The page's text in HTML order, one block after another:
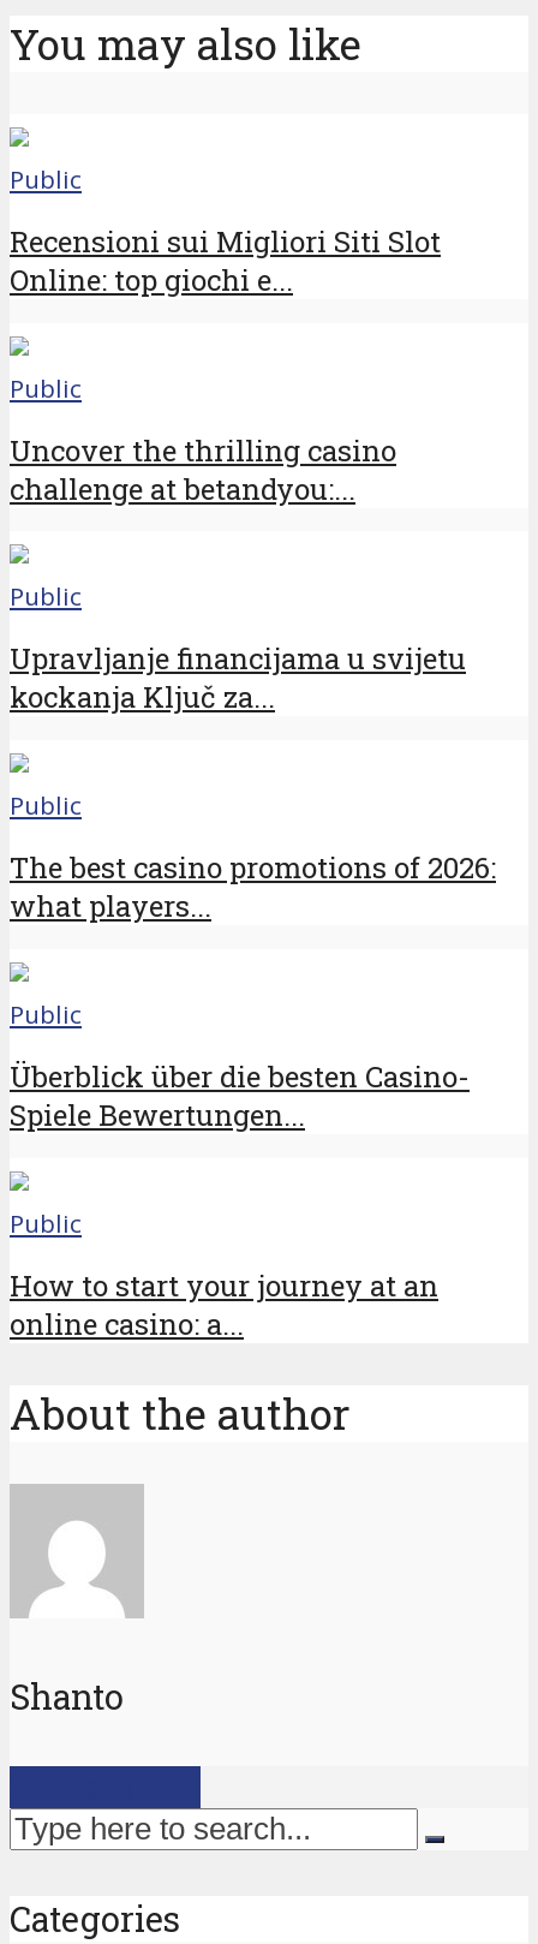
You may also like
Public
Recensioni sui Migliori Siti Slot
Online: top giochi e...
Public
Uncover the thrilling casino
challenge at betandyou:...
Public
Upravljanje financijama u svijetu
kockanja Ključ za...
Public
The best casino promotions of 2026:
what players...
Public
Überblick über die besten Casino-
Spiele Bewertungen...
Public
How to start your journey at an
online casino: a...
About the author
Shanto
Categories